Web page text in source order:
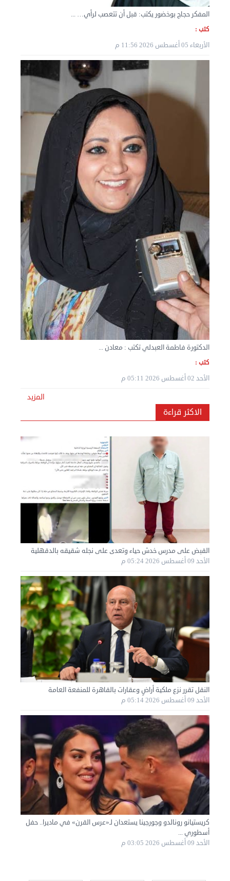
نقل عفش الكويت 50636444 فك وتركيب ايكيا محلي ...
الثلاثاء 03 سبتمبر 2024 07:06 م
نقل عفش المنطقه العاشره 50636444 فك وتركيب ...
الإثنين 02 سبتمبر 2024 05:02 م
نقل عفش المنطقه العاشره 50636444 فك وتركيب ...
نقل عفش الكويت 50636444 فك وتركيب ايكيا محلي ...
الأحد 01 سبتمبر 2024 02:03 م
نقل عفش الكويت 50636444 فك وتركيب ايكيا محلي ...
السبت 31 أغسطس 2024 06:31 م
المفكر حجاج بوخضور يكتب: قبل أن تتعصب لرأي… ...
كتب :
الأربعاء 05 أغسطس 2026 11:56 م
الدكتورة فاطمة العبدلي تكتب : معادن ...
كتب :
الأحد 02 أغسطس 2026 05:11 م
المزيد
الاكثر قراءة
القبض على مدرس خدش حياء وتعدى على نجله شقيقه بالدقهلية
الأحد 09 أغسطس 2026 05:24 م
النقل تقرر نزع ملكية أراضٍ وعقارات بالقاهرة للمنفعة العامة
الأحد 09 أغسطس 2026 05:14 م
كريستيانو رونالدو وجورجينا يستعدان لـ«عرس القرن» في ماديرا.. حفل
أسطوري ...
الأحد 09 أغسطس 2026 03:05 م